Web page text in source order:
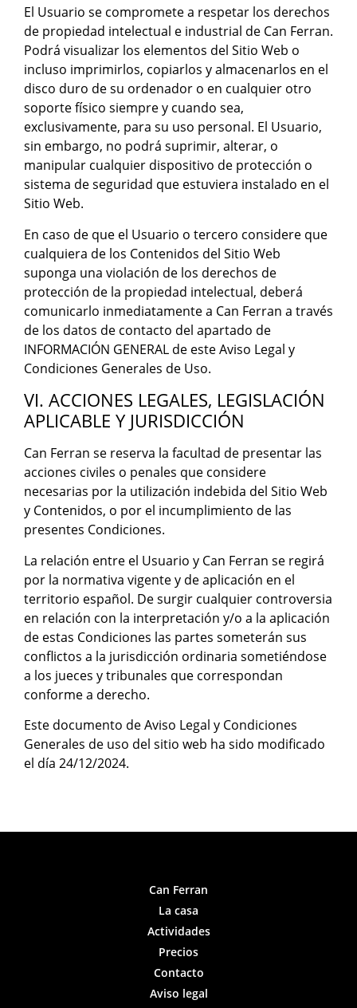
El Usuario se compromete a respetar los derechos
de propiedad intelectual e industrial de Can Ferran.
Podrá visualizar los elementos del Sitio Web o
incluso imprimirlos, copiarlos y almacenarlos en el
disco duro de su ordenador o en cualquier otro
soporte físico siempre y cuando sea,
exclusivamente, para su uso personal. El Usuario,
sin embargo, no podrá suprimir, alterar, o
manipular cualquier dispositivo de protección o
sistema de seguridad que estuviera instalado en el
Sitio Web.
En caso de que el Usuario o tercero considere que
cualquiera de los Contenidos del Sitio Web
suponga una violación de los derechos de
protección de la propiedad intelectual, deberá
comunicarlo inmediatamente a Can Ferran a través
de los datos de contacto del apartado de
INFORMACIÓN GENERAL de este Aviso Legal y
Condiciones Generales de Uso.
VI. ACCIONES LEGALES, LEGISLACIÓN
APLICABLE Y JURISDICCIÓN
Can Ferran se reserva la facultad de presentar las
acciones civiles o penales que considere
necesarias por la utilización indebida del Sitio Web
y Contenidos, o por el incumplimiento de las
presentes Condiciones.
La relación entre el Usuario y Can Ferran se regirá
por la normativa vigente y de aplicación en el
territorio español. De surgir cualquier controversia
en relación con la interpretación y/o a la aplicación
de estas Condiciones las partes someterán sus
conflictos a la jurisdicción ordinaria sometiéndose
a los jueces y tribunales que correspondan
conforme a derecho.
Este documento de Aviso Legal y Condiciones
Generales de uso del sitio web ha sido modificado
el día 24/12/2024.
Can Ferran
La casa
Actividades
Precios
Contacto
Aviso legal